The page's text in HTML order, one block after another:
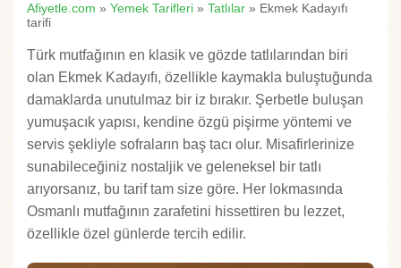
Afiyetle.com » Yemek Tarifleri » Tatlılar » Ekmek Kadayıfı
tarifi
Türk mutfağının en klasik ve gözde tatlılarından biri
olan Ekmek Kadayıfı, özellikle kaymakla buluştuğunda
damaklarda unutulmaz bir iz bırakır. Şerbetle buluşan
yumuşacık yapısı, kendine özgü pişirme yöntemi ve
servis şekliyle sofraların baş tacı olur. Misafirlerinize
sunabileceğiniz nostaljik ve geleneksel bir tatlı
arıyorsanız, bu tarif tam size göre. Her lokmasında
Osmanlı mutfağının zarafetini hissettiren bu lezzet,
özellikle özel günlerde tercih edilir.